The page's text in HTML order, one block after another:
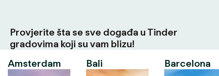
Provjerite šta se sve događa u Tinder
gradovima koji su vam blizu!
Amsterdam
Bali Barcelona